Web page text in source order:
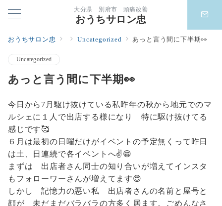
大分県 別府市 頭痛改善
おうちサロン忠
おうちサロン忠 Uncategorized あっと言う間に下半期👀
Uncategorized
あっと言う間に下半期👀
今日から7月駆け抜けている私昨年の秋から地元でのマ
ルシェに１人で出店する様になり 特に駆け抜けてる
感じです🥰
６月は最初の日曜だけがイベントの予定無くって昨日
は土、日連続で各イベントへ✌️😁
まずは 出店者さん同士の知り合いが増えてインスタ
もフォローワーさんが増えてます😍
しかし 記憶力の悪い私 出店者さんの名前と屋号と
顔が 未だまだバラバラの方多く居ます。ごめんなさ